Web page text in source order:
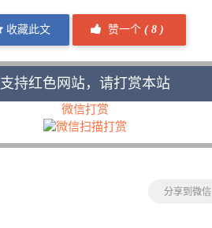
收藏此文 赞一个( 8 )
支持红色网站，请打赏本站
微信打赏
分享到微信